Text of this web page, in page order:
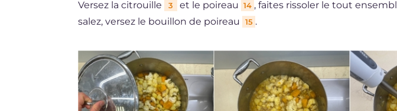
Versez la citrouille 3 et le poireau 14 , faites rissoler le tout
salez, versez le bouillon de poireau
15 .